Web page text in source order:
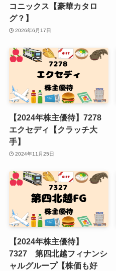
コニックス【豪華カタロ
グ？】
2026年6月17日
【2024年株主優待】7278
エクセディ【クラッチ大
手】
2024年11月25日
【2024年株主優待】
7327 第四北越フィナンシ
ャルグループ【株価も好